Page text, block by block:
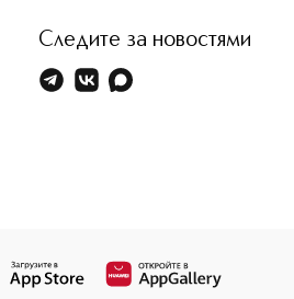
Следите за новостями